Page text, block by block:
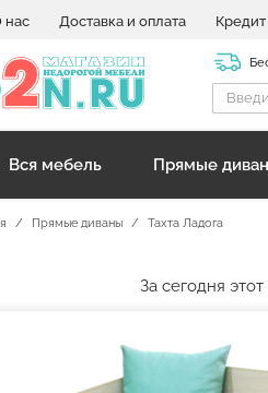
нас Доставка и оплата Кредит
Вся мебель Прямые
Прямые диваны Тахта Ладога
За сегодня